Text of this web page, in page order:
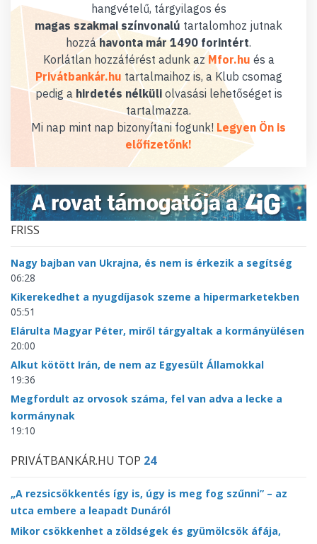
hangvételű, tárgyilagos és
magas szakmai színvonalú tartalomhoz jutnak
hozzáhavonta már 1490 forintért.
Korlátlan hozzáférést adunk az Mfor.hu és a
Privátbankár.hu tartalmaihoz is, a Klub csomag
pedig a hirdetés nélküliolvasási lehetőséget is
tartalmazza.
Mi nap mint nap bizonyítani fogunk! Legyen Ön is
előfizetőnk!
FRISS
Nagy bajban van Ukrajna, és nem is érkezik a segítség
06:28
Kikerekedhet a nyugdíjasok szeme a hipermarketekben
05:51
Elárulta Magyar Péter, miről tárgyaltak a kormányülésen
20:00
Alkut kötött Irán, de nem az Egyesült Államokkal
19:36
Megfordult az orvosok száma, fel van adva a lecke a
kormánynak
19:10
PRIVÁTBANKÁR.HU TOP 24
„A rezsicsökkentés így is, úgy is meg fog szűnni” – az
utca embere a leapadt Dunáról
Mikor csökkenhet a zöldségek és gyümölcsök áfája,